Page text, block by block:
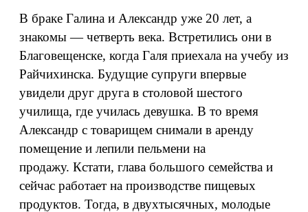
В браке Галина и Александр уже 20 лет, а
знакомы — четверть века. Встретились они в
Благовещенске, когда Галя приехала на учебу из
Райчихинска. Будущие супруги впервые
увидели друг друга в столовой шестого
училища, где училась девушка. В то время
Александр с товарищем снимали в аренду
помещение и лепили пельмени на
продажу. Кстати, глава большого семейства и
сейчас работает на производстве пищевых
продуктов. Тогда, в двухтысячных, молодые